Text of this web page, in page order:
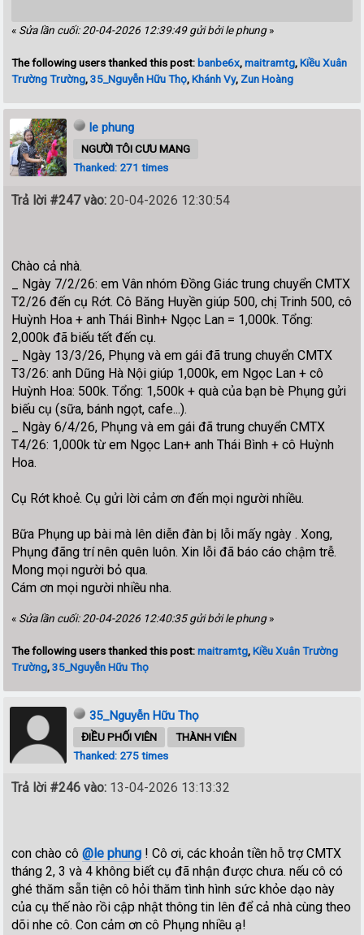
« Sửa lần cuối: 20-04-2026 12:39:49 gửi bởi le phung»
The following users thanked this post: banbe6x,maitramtg,Kiều Xuân
Trường Trường,35_Nguyễn Hữu Thọ,Khánh Vy, Zun Hoàng
le phung
NGƯỜI TÔI CƯU MANG
Thanked: 271 times
Trả lời #247 vào: 20-04-2026 12:30:54
Chào cả nhà.
_ Ngày 7/2/26: em Vân nhóm Đồng Giác trung chuyển CMTX
T2/26 đến cụ Rớt. Cô Băng Huyền giúp 500, chị Trinh 500, cô
Huỳnh Hoa + anh Thái Bình+ Ngọc Lan = 1,000k. Tổng:
2,000k đã biếu tết đến cụ.
_ Ngày 13/3/26, Phụng và em gái đã trung chuyển CMTX
T3/26: anh Dũng Hà Nội giúp 1,000k, em Ngọc Lan + cô
Huỳnh Hoa: 500k. Tổng: 1,500k + quà của bạn bè Phụng gửi
biếu cụ (sữa, bánh ngọt, cafe...).
_ Ngày 6/4/26, Phụng và em gái đã trung chuyển CMTX
T4/26: 1,000k từ em Ngọc Lan+ anh Thái Bình + cô Huỳnh
Hoa.
Cụ Rớt khoẻ. Cụ gửi lời cảm ơn đến mọi người nhiều.
Bữa Phụng up bài mà lên diễn đàn bị lỗi mấy ngày . Xong,
Phụng đãng trí nên quên luôn. Xin lỗi đã báo cáo chậm trễ.
Mong mọi người bỏ qua.
Cám ơn mọi người nhiều nha.
« Sửa lần cuối: 20-04-2026 12:40:35 gửi bởi le phung»
The following users thanked this post:maitramtg,Kiều Xuân Trường
Trường,35_Nguyễn Hữu Thọ
35_Nguyễn Hữu Thọ
ĐIỀU PHỐI VIÊN
THÀNH VIÊN
Thanked: 275 times
Trả lời #246 vào: 13-04-2026 13:13:32
con chào cô@le phung ! Cô ơi, các khoản tiền hỗ trợ CMTX
tháng 2, 3 và 4 không biết cụ đã nhận được chưa. nếu cô có
ghé thăm sẵn tiện cô hỏi thăm tình hình sức khỏe dạo này
của cụ thế nào rồi cập nhật thông tin lên để cả nhà cùng theo
dõi nhe cô. Con cảm ơn cô Phụng nhiều ạ!